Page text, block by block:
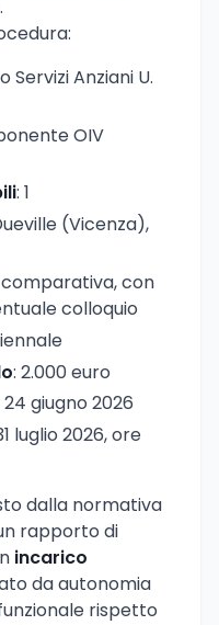
.
Servizi Anziani U.
OIV
: 1
(Vicenza),
comparativa, con
colloquio
: 2.000 euro
24 giugno 2026
luglio 2026, ore
dalla normativa
rapporto di
incarico
da autonomia
rispetto